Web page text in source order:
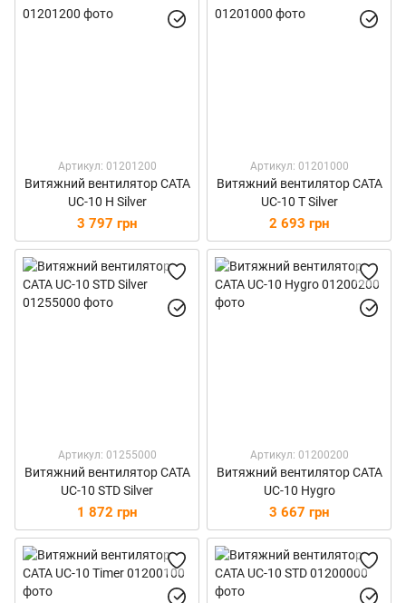
Артикул: 01201200
Витяжний вентилятор CATA
UC-10 H Silver
3 797 грн
Артикул: 01201000
Витяжний вентилятор CATA
UC-10 T Silver
2 693 грн
Артикул: 01255000
Витяжний вентилятор CATA
UC-10 STD Silver
1 872 грн
Артикул: 01200200
Витяжний вентилятор CATA
UC-10 Hygro
3 667 грн